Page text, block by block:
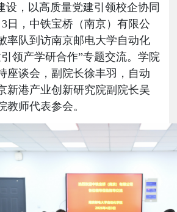
设，以高质量党建引领校企协同
日，中铁宝桥（南京）有限公
率队到访南京邮电大学自动化
领产学研合作”专题交流。学院
座谈会，副院长徐丰羽， 自动
新港产业创新研究院副院长吴
教师代表参会。